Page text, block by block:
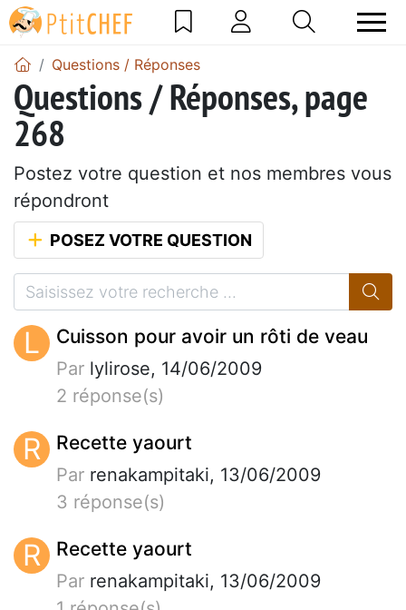
Questions / Réponses
Questions / Réponses, page
268
Postez votre question et nos membres vous
répondront
POSEZ VOTRE QUESTION
L Cuisson pour avoir un rôti de veau
Par lylirose, 14/06/2009
2 réponse(s)
R Recette yaourt
Par renakampitaki, 13/06/2009
3 réponse(s)
R Recette yaourt
Par renakampitaki, 13/06/2009